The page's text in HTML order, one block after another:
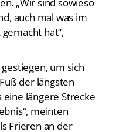
hat“,
um sich
der längsten
längere Strecke
meinten
Frieren an der
ist genial!“